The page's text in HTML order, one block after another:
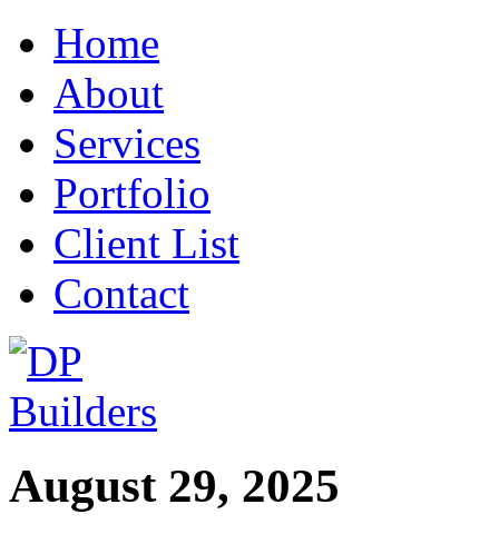
Home
About
Services
Portfolio
Client List
Contact
August 29, 2025